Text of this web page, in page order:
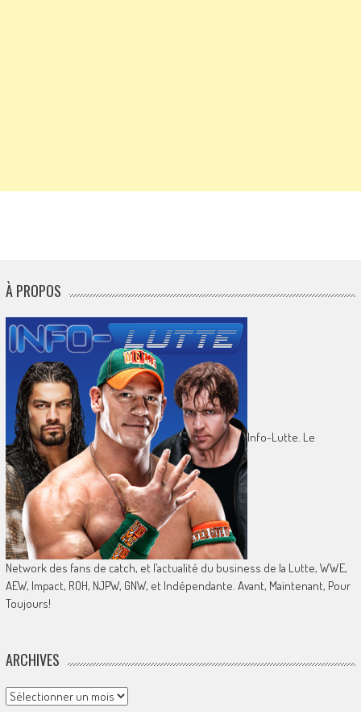
À PROPOS
Info-Lutte. Le
Network des fans de catch, et l’actualité du business de la Lutte, WWE,
AEW, Impact, ROH, NJPW, GNW, et Indépendante. Avant, Maintenant, Pour
Toujours!
ARCHIVES
Archives